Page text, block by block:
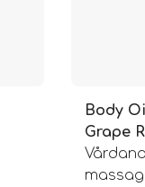
Body
Grape